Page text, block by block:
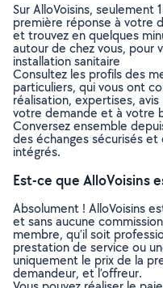
Sur AlloVoisins, seulement
première réponse à votre
et trouvez en quelques
autour de chez vous, pour
installation sanitaire
Consultez les profils des
particuliers, qui vous ont
réalisation, expertises,
votre demande et à votre
Conversez ensemble
des échanges sécurisés
intégrés.
Est-ce que AlloVoisins
Absolument ! AlloVoisins
et sans aucune
membre, qu’il soit
prestation de service ou
uniquement le prix de la
demandeur, et l’offreur.